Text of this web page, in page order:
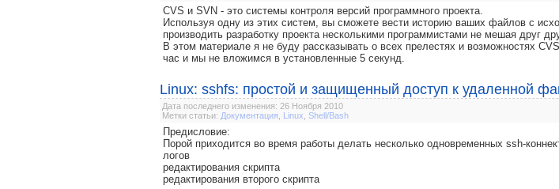
CVS и SVN - это системы контроля версий программного проекта.
Используя одну из этих систем, вы сможете вести историю ваших файлов с
производить разработку проекта несколькими программистами не мешая друг
В этом материале я не буду рассказывать о всех прелестях и возможностях
час и мы не вложимся в установленные 5 секунд.
Linux: sshfs: простой и защищенный доступ к удаленной
Дата последнего изменения: 26 Ноября 2010
Метки статьи: Документация Linux Shell/Bash
Предисловие:
Порой приходится во время работы делать несколько одновременных ssh-
логов
редактирования скрипта
редактирования второго скрипта